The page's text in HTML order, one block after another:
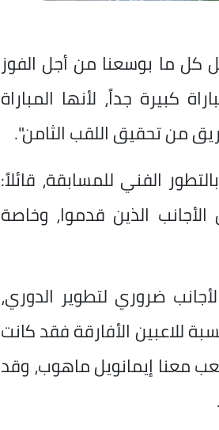
ما بوسعنا من أجل الفوز
كبيرة جداً، لأنها المباراة
من تحقيق اللقب الثامن".
الفني للمسابقة، قائلاً:
الذين قدموا، وخاصة
ضروري لتطوير الدوري،
للاعبين الأفارقة فقد كانت
معنا إيمانويل ماهوب، وقد